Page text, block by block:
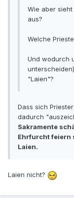
Wie aber
aus?
Welche
Und wodurch
"Laien"?
Dass sich
dadurch
Sakramente
Ehrfurcht feiern
Laien.
Laien nicht?